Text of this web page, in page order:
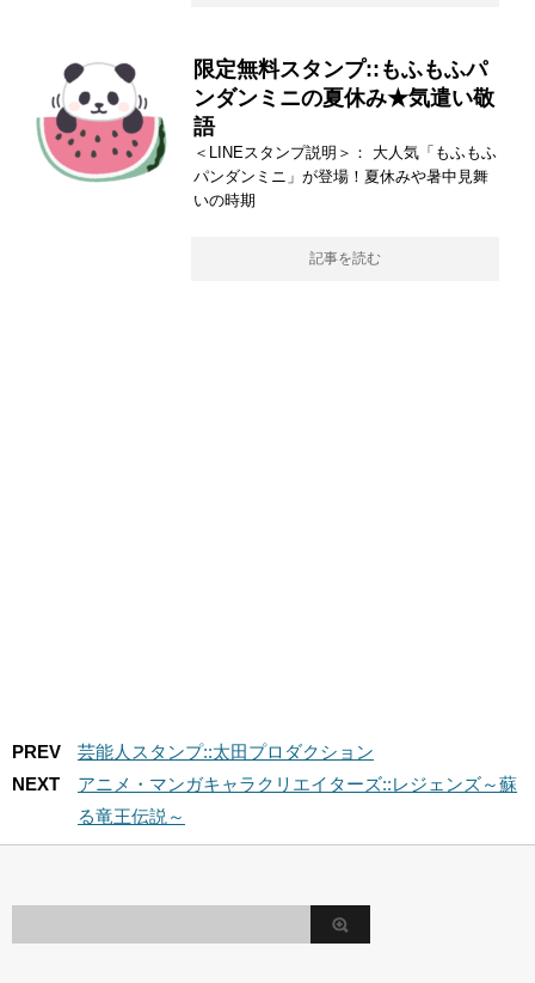
限定無料スタンプ::もふもふパ
ンダンミニの夏休み★気遣い敬
語
＜LINEスタンプ説明＞： 大人気「もふもふ
パンダンミニ」が登場！夏休みや暑中見舞
いの時期
記事を読む
PREV
芸能人スタンプ::太田プロダクション
NEXT
アニメ・マンガキャラクリエイターズ::レジェンズ～蘇
る竜王伝説～